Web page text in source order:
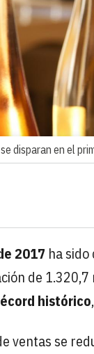
disparan en el
2017 ha
de
histórico
ventas se